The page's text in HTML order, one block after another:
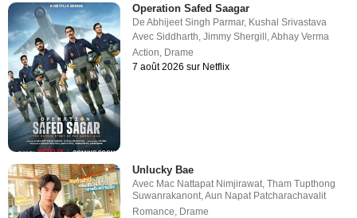
Operation Safed Saagar
DeAbhijeet Singh Parmar, Kushal Srivastava
AvecSiddharth ,Jimmy Shergill ,Abhay Verma
Action Drame
7 août 2026 sur Netflix
Unlucky Bae
Avec Mac Nattapat Nimjirawat,Tham Tupthong
Suwanrakanont,Aun Napat Patcharachavalit
Romance, Drame